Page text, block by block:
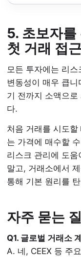
5. 초보자
첫 거래 접
모든 투자에는 리
변동성이 매우 큽
기 전까지 소액으
다.
처음 거래를 시도
는 가격에 매수할
리스크 관리에 도
말고, 거래소에서
통해 기본 원리를
자주 묻는
Q1. 글로벌 거래소
A. 네, CEEX 등 주